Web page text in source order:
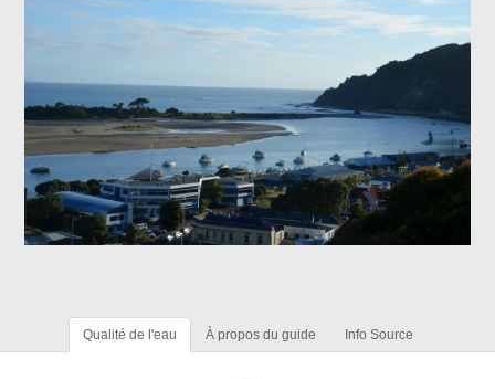
Qualité de l'eau À propos du guide Info Source